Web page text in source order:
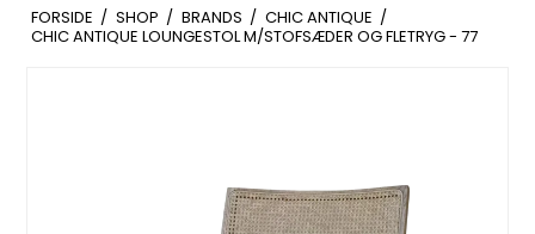
FORSIDE / SHOP / BRANDS / CHIC ANTIQUE /
CHIC ANTIQUE LOUNGESTOL M/STOFSÆDER OG FLETRYG - 77